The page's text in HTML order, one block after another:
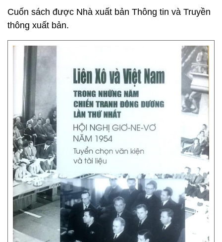
Cuốn sách được Nhà xuất bản Thông tin và Truyền
thông xuất bản.